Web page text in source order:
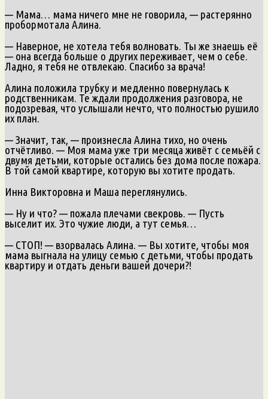
— Мама… мама ничего мне не говорила, — растерянно
пробормотала Алина.
— Наверное, не хотела тебя волновать. Ты же знаешь её
— она всегда больше о других переживает, чем о себе.
Ладно, я тебя не отвлекаю. Спасибо за врача!
Алина положила трубку и медленно повернулась к
родственникам. Те ждали продолжения разговора, не
подозревая, что услышали нечто, что полностью рушило
их план.
— Значит, так, — произнесла Алина тихо, но очень
отчётливо. — Моя мама уже три месяца живёт с семьёй с
двумя детьми, которые остались без дома после пожара.
В той самой квартире, которую вы хотите продать.
Инна Викторовна и Маша переглянулись.
— Ну и что? — пожала плечами свекровь. — Пусть
выселит их. Это чужие люди, а тут семья…
— СТОП! — взорвалась Алина. — Вы хотите, чтобы моя
мама выгнала на улицу семью с детьми, чтобы продать
квартиру и отдать деньги вашей дочери?!